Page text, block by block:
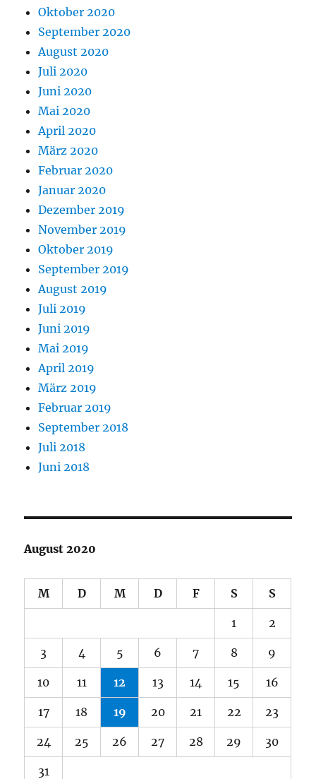
Oktober 2020
September 2020
August 2020
Juli 2020
Juni 2020
Mai 2020
April 2020
März 2020
Februar 2020
Januar 2020
Dezember 2019
November 2019
Oktober 2019
September 2019
August 2019
Juli 2019
Juni 2019
Mai 2019
April 2019
März 2019
Februar 2019
September 2018
Juli 2018
Juni 2018
August 2020
M D M D F S S
1 2
3 4 5 6 7 8 9
10 11 12 13 14 15 16
17 18 19 20 21 22 23
24 25 26 27 28 29 30
31